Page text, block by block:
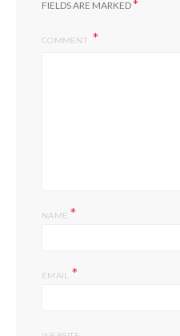
FIELDS ARE MARKED*
COMMENT
NAME *
EMAIL *